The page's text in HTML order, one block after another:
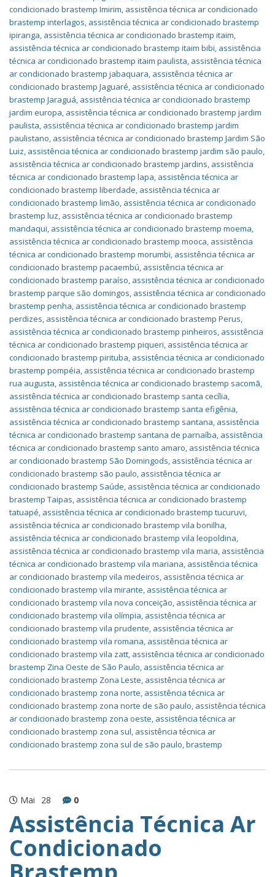
condicionado brastemp Imirim, assistência técnica ar condicionado
brastemp interlagos, assistência técnica ar condicionado brastemp
ipiranga, assistência técnica ar condicionado brastemp itaim,
assistência técnica ar condicionado brastemp itaim bibi, assistência
técnica ar condicionado brastemp itaim paulista, assistência técnica
ar condicionado brastemp jabaquara, assistência técnica ar
condicionado brastemp Jaguaré, assistência técnica ar condicionado
brastemp Jaraguá, assistência técnica ar condicionado brastemp
jardim europa, assistência técnica ar condicionado brastemp jardim
paulista, assistência técnica ar condicionado brastemp jardim
paulistano, assistência técnica ar condicionado brastemp Jardim São
Luiz, assistência técnica ar condicionado brastemp jardim são paulo,
assistência técnica ar condicionado brastemp jardins, assistência
técnica ar condicionado brastemp lapa, assistência técnica ar
condicionado brastemp liberdade, assistência técnica ar
condicionado brastemp limão, assistência técnica ar condicionado
brastemp luz, assistência técnica ar condicionado brastemp
mandaqui, assistência técnica ar condicionado brastemp moema,
assistência técnica ar condicionado brastemp mooca, assistência
técnica ar condicionado brastemp morumbi, assistência técnica ar
condicionado brastemp pacaembú, assistência técnica ar
condicionado brastemp paraíso, assistência técnica ar condicionado
brastemp parque são domingos, assistência técnica ar condicionado
brastemp penha, assistência técnica ar condicionado brastemp
perdizes, assistência técnica ar condicionado brastemp Perus,
assistência técnica ar condicionado brastemp pinheiros, assistência
técnica ar condicionado brastemp piqueri, assistência técnica ar
condicionado brastemp pirituba, assistência técnica ar condicionado
brastemp pompéia, assistência técnica ar condicionado brastemp
rua augusta, assistência técnica ar condicionado brastemp sacomã,
assistência técnica ar condicionado brastemp santa cecília,
assistência técnica ar condicionado brastemp santa efigênia,
assistência técnica ar condicionado brastemp santana, assistência
técnica ar condicionado brastemp santana de parnaíba, assistência
técnica ar condicionado brastemp santo amaro, assistência técnica
ar condicionado brastemp São Domingods, assistência técnica ar
condicionado brastemp são paulo, assistência técnica ar
condicionado brastemp Saúde, assistência técnica ar condicionado
brastemp Taipas, assistência técnica ar condicionado brastemp
tatuapé, assistência técnica ar condicionado brastemp tucuruvi,
assistência técnica ar condicionado brastemp vila bonilha,
assistência técnica ar condicionado brastemp vila leopoldina,
assistência técnica ar condicionado brastemp vila maria, assistência
técnica ar condicionado brastemp vila mariana, assistência técnica
ar condicionado brastemp vila medeiros, assistência técnica ar
condicionado brastemp vila mirante, assistência técnica ar
condicionado brastemp vila nova conceição, assistência técnica ar
condicionado brastemp vila olímpia, assistência técnica ar
condicionado brastemp vila prudente, assistência técnica ar
condicionado brastemp vila romana, assistência técnica ar
condicionado brastemp vila zatt, assistência técnica ar condicionado
brastemp Zina Oeste de São Paulo, assistência técnica ar
condicionado brastemp Zona Leste, assistência técnica ar
condicionado brastemp zona norte, assistência técnica ar
condicionado brastemp zona norte de são paulo, assistência técnica
ar condicionado brastemp zona oeste, assistência técnica ar
condicionado brastemp zona sul, assistência técnica ar
condicionado brastemp zona sul de são paulo,brastemp
Mai 28 0
Assistência Técnica Ar
Condicionado